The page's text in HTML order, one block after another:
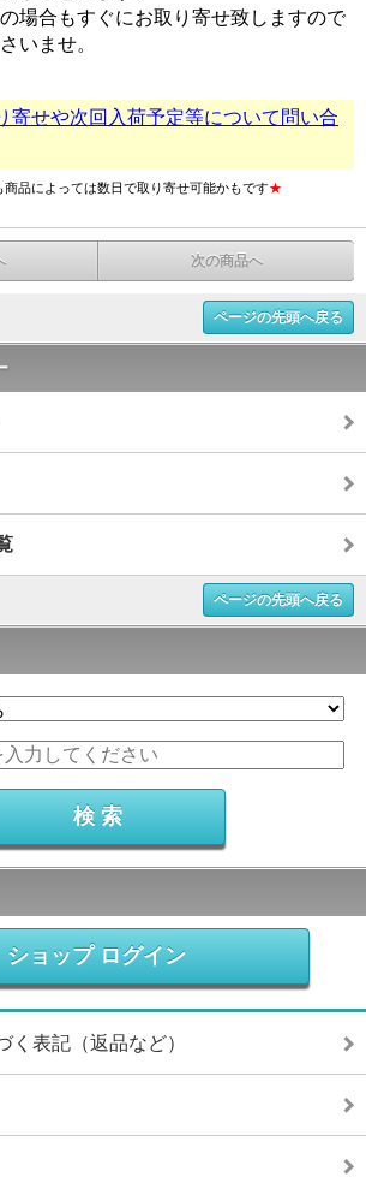
場合もすぐにお取り寄せ致しますので
いませ。
寄せや次回入荷予定等について問い合
商品によっては数日で取り寄せ可能かもです★
次の商品へ
ページの先頭へ戻る
ページの先頭へ戻る
ショップ ログイン
く表記（返品など）